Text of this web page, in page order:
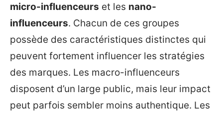
micro-influenceurs et les nano-
influenceurs. Chacun de ces groupes
possède des caractéristiques distinctes qui
peuvent fortement influencer les stratégies
des marques. Les macro-influenceurs
disposent d’un large public, mais leur impact
peut parfois sembler moins authentique. Les